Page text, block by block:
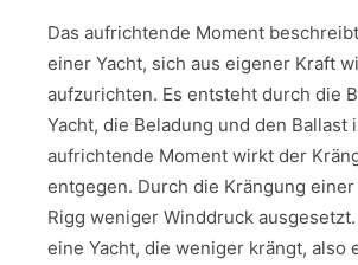
Das aufrichtende Moment
einer Yacht, sich aus eigener Kraft
aufzurichten. Es entsteht durch die
Yacht, die Beladung und den Ballast
aufrichtende Moment wirkt der
entgegen. Durch die Krängung einer
Rigg weniger Winddruck
eine Yacht, die weniger krängt, also